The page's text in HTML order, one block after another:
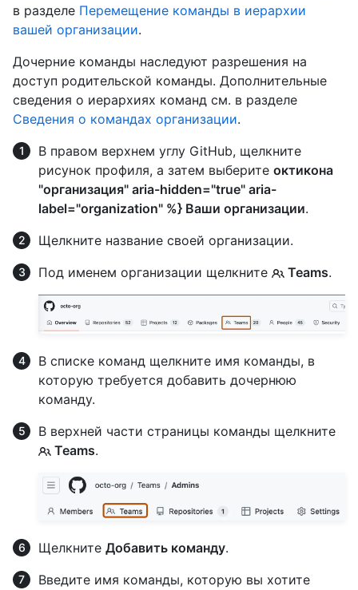
в разделе Перемещение команды в иерархии
вашей организации.
Дочерние команды наследуют разрешения на
доступ родительской команды. Дополнительные
сведения о иерархиях команд см. в разделе
Сведения о командах организации.
В правом верхнем углу GitHub, щелкните
рисунок профиля, а затем выберите октикона
"организация" aria-hidden="true" aria-
label="organization" %} Ваши организации.
Щелкните название своей организации.
Под именем организации щелкните
Teams.
В списке команд щелкните имя команды, в
которую требуется добавить дочернюю
команду.
В верхней части страницы команды щелкните
Teams.
Щелкните Добавить команду.
Введите имя команды, которую вы хотите